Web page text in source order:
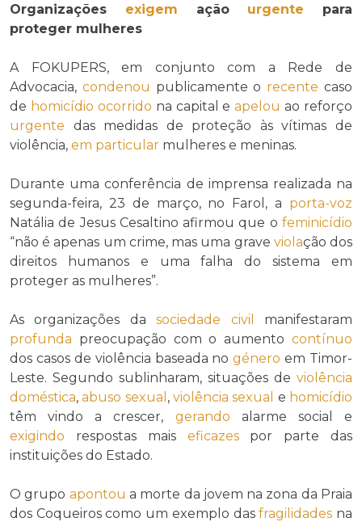
Organizações exigem ação urgente para
proteger mulheres
A FOKUPERS, em conjunto com a Rede de
Advocacia, condenou publicamente o recente caso
de homicídio ocorrido na capital eapelou ao reforço
urgente das medidas de proteção às vítimas de
violência, em particular mulheres e meninas.
Durante uma conferência de imprensa realizada na
segunda-feira, 23 de março, no Farol, a porta-voz
Natália de Jesus Cesaltino afirmou que o feminicídio
“não é apenas um crime, mas uma grave violação dos
direitos humanos e uma falha do sistema em
proteger as mulheres”.
As organizações dasociedade civil
manifestaram
profunda preocupação com o aumento contínuo
dos casos de violência baseada nogénero em Timor-
Leste. Segundo sublinharam, situações de violência
doméstica,abuso sexual ,violência sexual e homicídio
têm vindo a crescer, gerando alarme social e
exigindo respostas mais eficazespor parte das
instituições do Estado.
O grupo apontou a morte da jovem na zona da Praia
dos Coqueiros como um exemplo dasfragilidades na